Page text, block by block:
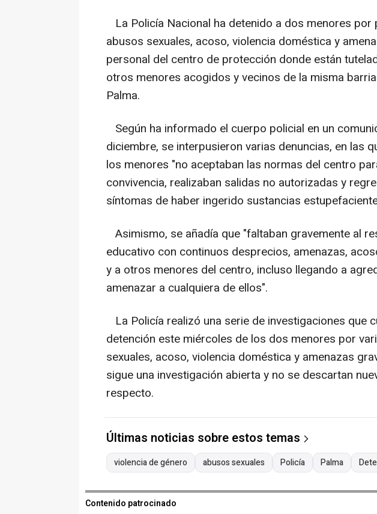
La Policía Nacional ha detenido a dos menores
abusos sexuales, acoso, violencia doméstica y
personal del centro de protección donde están
otros menores acogidos y vecinos de la misma
Palma.
Según ha informado el cuerpo policial en un
diciembre, se interpusieron varias denuncias, en las
los menores "no aceptaban las normas del centro
convivencia, realizaban salidas no autorizadas y
síntomas de haber ingerido sustancias
Asimismo, se añadía que "faltaban gravemente al
educativo con continuos desprecios, amenazas,
y a otros menores del centro, incluso llegando a
amenazar a cualquiera de ellos".
La Policía realizó una serie de investigaciones que
detención este miércoles de los dos menores por
sexuales, acoso, violencia doméstica y amenazas
sigue una investigación abierta y no se descartan
respecto.
Últimas noticias sobre estos temas
violencia de género abusos sexuales Policía Palma
Contenido patrocinado